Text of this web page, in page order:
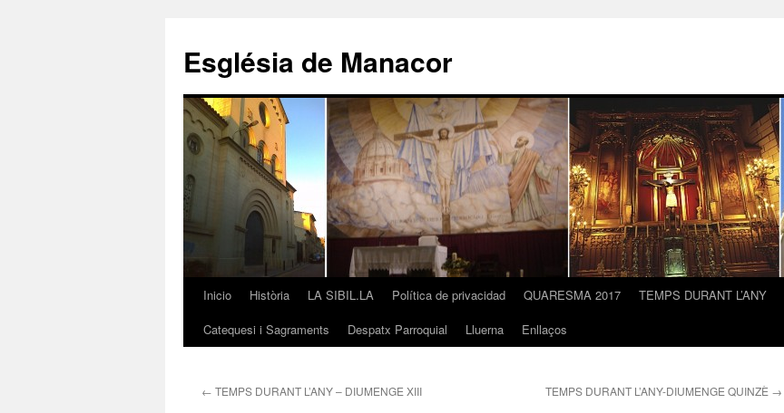
contenido
Església de Manacor
Inicio Història LA SIBIL.LA Política de privacidad QUARESMA 2017 TEMPS DURANT L’ANY
Catequesi i Sagraments
Despatx Parroquial Lluerna Enllaços
← TEMPS DURANT L’ANY – DIUMENGE XIII TEMPS DURANT L’ANY-DIUMENGE QUINZÈ →